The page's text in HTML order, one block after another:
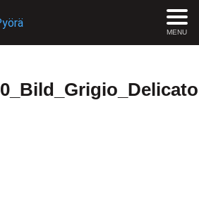
MENU